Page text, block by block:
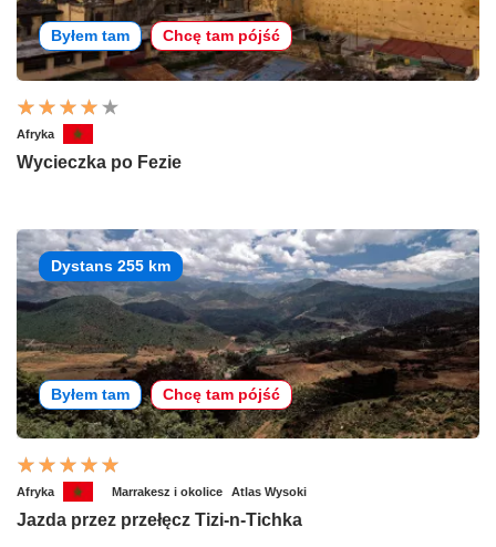
Byłem tam Chcę tam pójść
Afryka
Wycieczka po Fezie
Dystans 255 km
Byłem tam Chcę tam pójść
Afryka Marrakesz i okolice Atlas Wysoki
Jazda przez przełęcz Tizi-n-Tichka